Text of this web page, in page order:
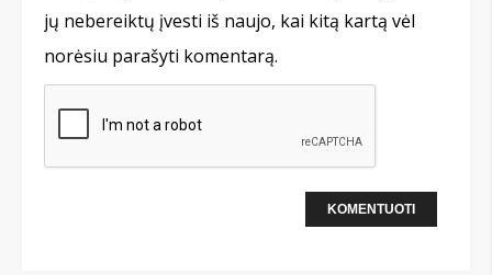
jų nebereiktų įvesti iš naujo, kai kitą kartą vėl
norėsiu parašyti komentarą.